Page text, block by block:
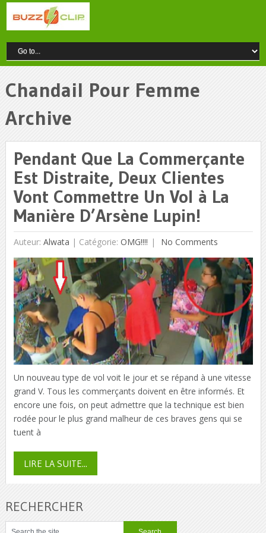
Chandail Pour Femme
Archive
Pendant Que La Commerçante
Est Distraite, Deux Clientes
Vont Commettre Un Vol à La
Manière D’Arsène Lupin!
Auteur: Alwata | Catégorie: OMG!!!! No Comments
Un nouveau type de vol voit le jour et se répand à une vitesse
grand V. Tous les commerçants doivent en être informés. Et
encore une fois, on peut admettre que la technique est bien
rodée pour le plus grand malheur de ces braves gens qui se
tuent à
LIRE LA SUITE...
RECHERCHER